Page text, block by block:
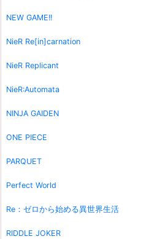
NEW GAME!!
NieR Re[in]carnation
NieR Replicant
NieR:Automata
NINJA GAIDEN
ONE PIECE
PARQUET
Perfect World
Re：ゼロから始める異世界生活
RIDDLE JOKER